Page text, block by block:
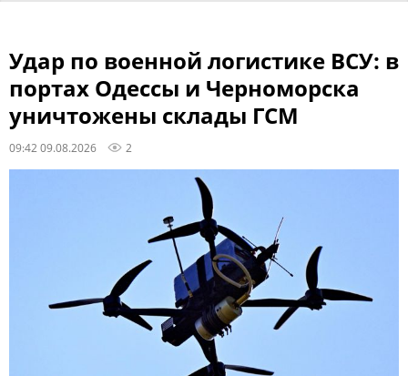
Удар по военной логистике ВСУ: в
портах Одессы и Черноморска
уничтожены склады ГСМ
09:42 09.08.2026 2